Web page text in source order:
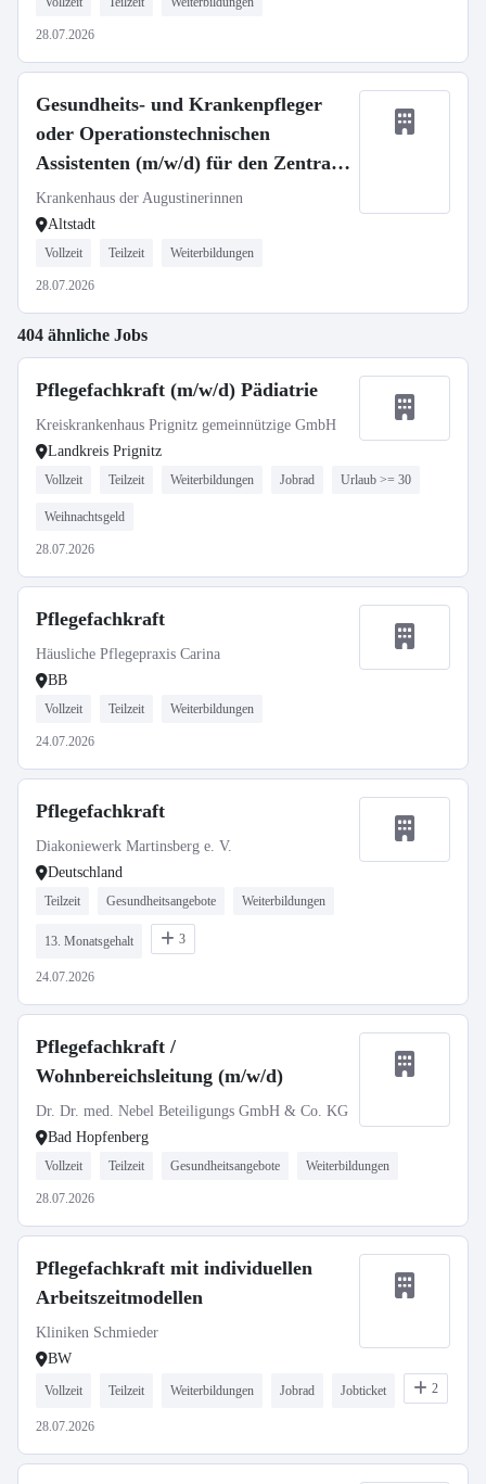
28.07.2026
Gesundheits- und Krankenpfleger
oder Operationstechnischen
Assistenten (m/w/d) für den Zentral
OP - Neuaufbau unserer Flexidienste
Krankenhaus der Augustinerinnen
Altstadt
Vollzeit Teilzeit Weiterbildungen
28.07.2026
404 ähnliche Jobs
Pflegefachkraft (m/w/d) Pädiatrie
Kreiskrankenhaus Prignitz gemeinnützige GmbH
Landkreis Prignitz
Vollzeit Teilzeit Weiterbildungen Jobrad Urlaub >= 30
Weihnachtsgeld
28.07.2026
Pflegefachkraft
Häusliche Pflegepraxis Carina
BB
Vollzeit Teilzeit Weiterbildungen
24.07.2026
Pflegefachkraft
Diakoniewerk Martinsberg e. V.
Deutschland
Teilzeit Gesundheitsangebote Weiterbildungen
13. Monatsgehalt 3
24.07.2026
Pflegefachkraft /
Wohnbereichsleitung (m/w/d)
Dr. Dr. med. Nebel Beteiligungs GmbH & Co. KG
Bad Hopfenberg
Vollzeit Teilzeit Gesundheitsangebote Weiterbildungen
28.07.2026
Pflegefachkraft mit individuellen
Arbeitszeitmodellen
Kliniken Schmieder
BW
Vollzeit Teilzeit Weiterbildungen Jobrad Jobticket 2
28.07.2026